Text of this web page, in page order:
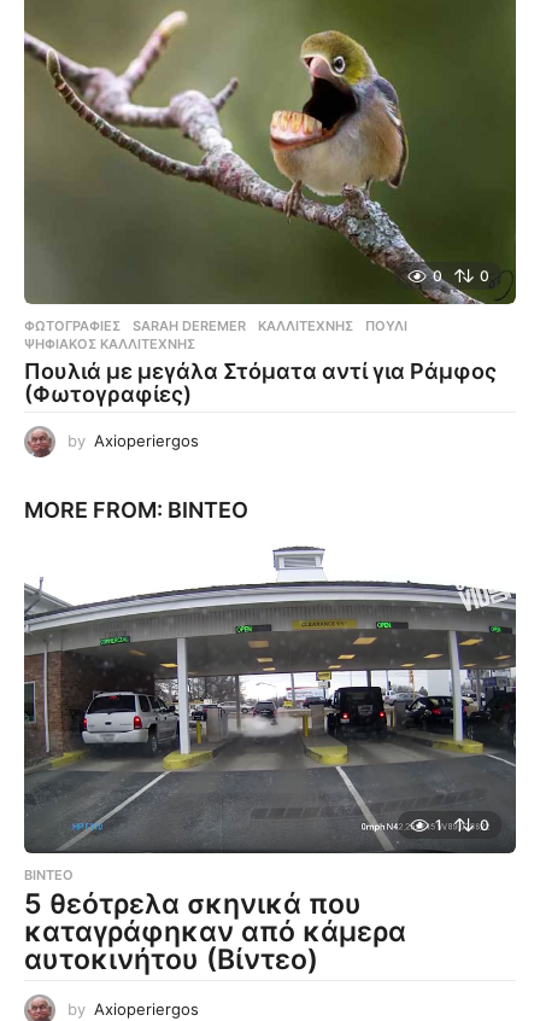
0 0
ΦΩΤΟΓΡΑΦΊΕΣ SARAH DEREMER ,ΚΑΛΛΙΤΈΧΝΗΣ ,ΠΟΥΛΊ
ΨΗΦΙΑΚΌΣ ΚΑΛΛΙΤΈΧΝΗΣ
Πουλιά με μεγάλα Στόματα αντί για Ράμφος
(Φωτογραφίες)
by Axioperiergos
MORE FROM: ΒΊΝΤΕΟ
1 0
ΒΊΝΤΕΟ
5 θεότρελα σκηνικά που
καταγράφηκαν από κάμερα
αυτοκινήτου (Βίντεο)
by Axioperiergos